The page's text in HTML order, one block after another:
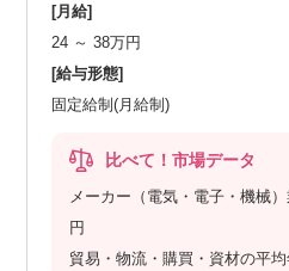
[月給]
24 ～ 38万円
[給与形態]
固定給制(月給制)
比べて！市場データ
メーカー（電気・電子・機械
円
貿易・物流・購買・資材の平